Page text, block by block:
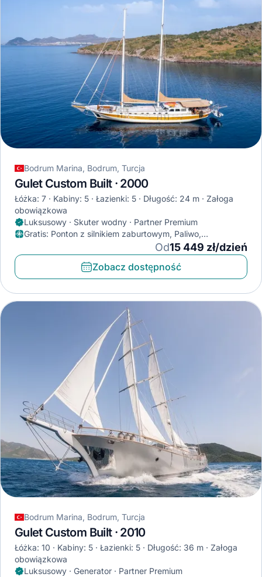
Bodrum Marina, Bodrum, Turcja
Gulet Custom Built · 2000
Łóżka: 7 Kabiny: 5 Łazienki: 5 Długość: 24 m
Załoga
obowiązkowa
Luksusowy · Skuter wodny · Partner Premium
Gratis: Ponton z silnikiem zaburtowym, Paliwo,
Od15 449 zł/dzień
Zobacz dostępność
Bodrum Marina, Bodrum, Turcja
Gulet Custom Built · 2010
Łóżka: 10 Kabiny: 5 Łazienki: 5 Długość: 36 m
Załoga
obowiązkowa
Luksusowy · Generator · Partner Premium